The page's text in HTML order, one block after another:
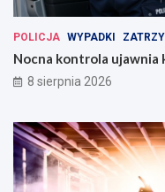
POLICJA WYPADKI
Nocna kontrola ujawnia
8 sierpnia 2026